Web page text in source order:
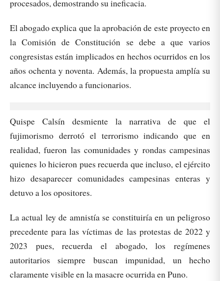
procesados, demostrando su ineficacia.
El abogado explica que la aprobación de este proyecto en
la Comisión de Constitución se debe a que varios
congresistas están implicados en hechos ocurridos en los
años ochenta y noventa. Además, la propuesta amplía su
alcance incluyendo a funcionarios.
Quispe Calsín desmiente la narrativa de que el
fujimorismo derrotó el terrorismo indicando que en
realidad, fueron las comunidades y rondas campesinas
quienes lo hicieron pues recuerda que incluso, el ejército
hizo desaparecer comunidades campesinas enteras y
detuvo a los opositores.
La actual ley de amnistía se constituiría en un peligroso
precedente para las víctimas de las protestas de 2022 y
2023 pues, recuerda el abogado, los regímenes
autoritarios siempre buscan impunidad, un hecho
claramente visible en la masacre ocurrida en Puno.